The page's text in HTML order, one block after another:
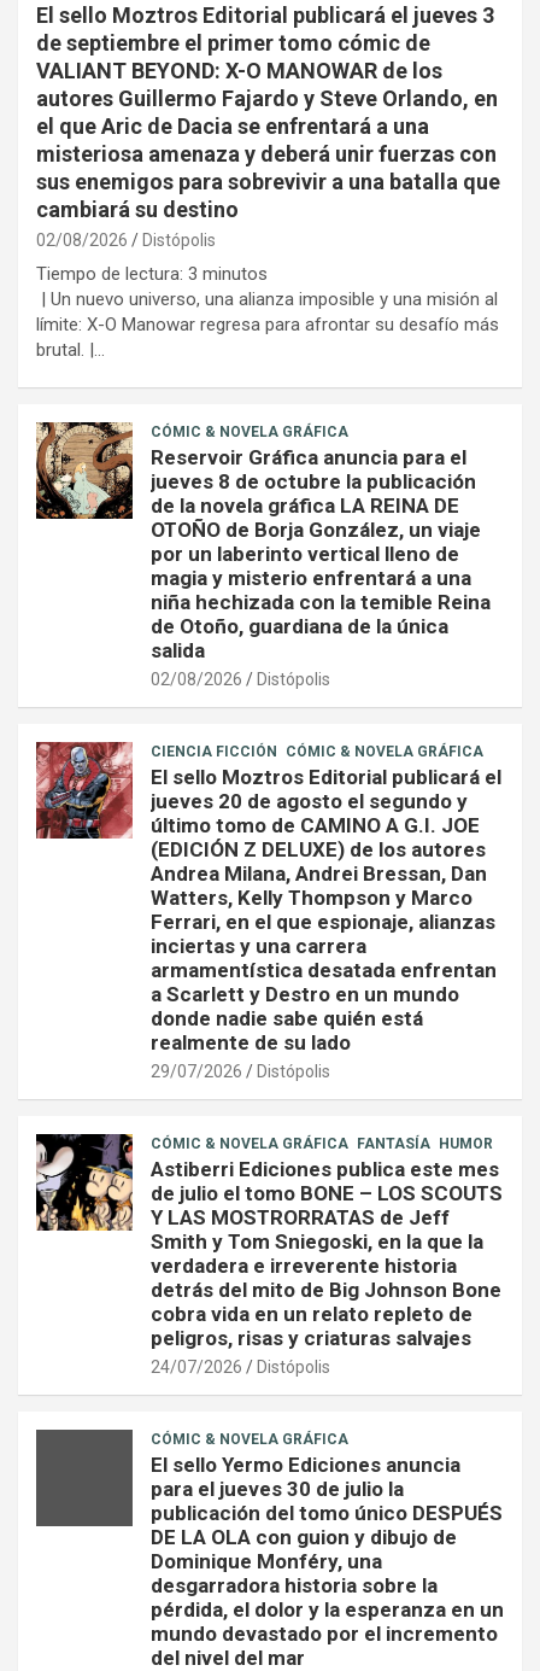
El sello Moztros Editorial publicará el jueves 3
de septiembre el primer tomo cómic de
VALIANT BEYOND: X-O MANOWAR de los
autores Guillermo Fajardo y Steve Orlando, en
el que Aric de Dacia se enfrentará a una
misteriosa amenaza y deberá unir fuerzas con
sus enemigos para sobrevivir a una batalla que
cambiará su destino
02/08/2026 Distópolis
Tiempo de lectura: 3 minutos
| Un nuevo universo, una alianza imposible y una misión al
límite: X-O Manowar regresa para afrontar su desafío más
brutal. |…
CÓMIC & NOVELA GRÁFICA
Reservoir Gráfica anuncia para el
jueves 8 de octubre la publicación
de la novela gráfica LA REINA DE
OTOÑO de Borja González, un viaje
por un laberinto vertical lleno de
magia y misterio enfrentará a una
niña hechizada con la temible Reina
de Otoño, guardiana de la única
salida
02/08/2026 Distópolis
CIENCIA FICCIÓN CÓMIC & NOVELA GRÁFICA
El sello Moztros Editorial publicará el
jueves 20 de agosto el segundo y
último tomo de CAMINO A G.I. JOE
(EDICIÓN Z DELUXE) de los autores
Andrea Milana, Andrei Bressan, Dan
Watters, Kelly Thompson y Marco
Ferrari, en el que espionaje, alianzas
inciertas y una carrera
armamentística desatada enfrentan
a Scarlett y Destro en un mundo
donde nadie sabe quién está
realmente de su lado
29/07/2026 Distópolis
CÓMIC & NOVELA GRÁFICA FANTASÍA HUMOR
Astiberri Ediciones publica este mes
de julio el tomo BONE – LOS SCOUTS
Y LAS MOSTRORRATAS de Jeff
Smith y Tom Sniegoski, en la que la
verdadera e irreverente historia
detrás del mito de Big Johnson Bone
cobra vida en un relato repleto de
peligros, risas y criaturas salvajes
24/07/2026 Distópolis
CÓMIC & NOVELA GRÁFICA
El sello Yermo Ediciones anuncia
para el jueves 30 de julio la
publicación del tomo único DESPUÉS
DE LA OLA con guion y dibujo de
Dominique Monféry, una
desgarradora historia sobre la
pérdida, el dolor y la esperanza en un
mundo devastado por el incremento
del nivel del mar